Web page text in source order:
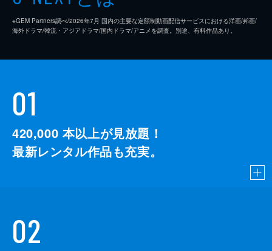
※GEM Partners調べ/2026年7⽉ 国内の主要な定額制動画配信サービスにおける洋画/邦画/
海外ドラマ/韓流・アジアドラマ/国内ドラマ/アニメを調査。別途、有料作品あり。
01
420,000 本以上が見放題！
最新レンタル作品も充実。
02